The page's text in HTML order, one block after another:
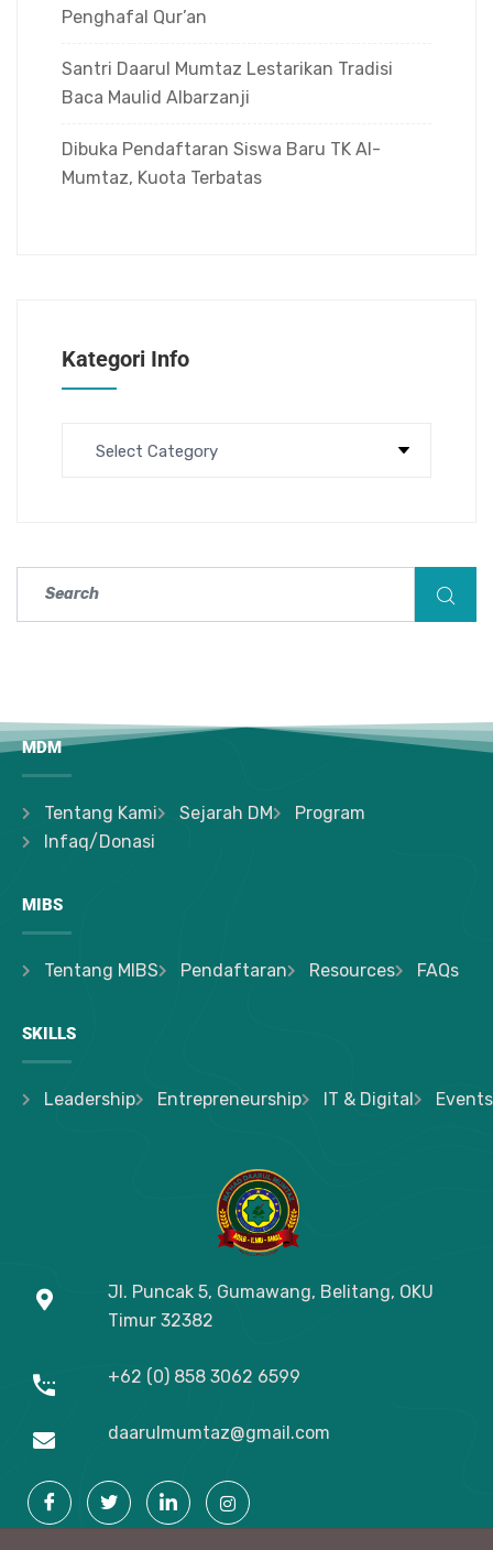
Penghafal Qur’an
Santri Daarul Mumtaz Lestarikan Tradisi
Baca Maulid Albarzanji
Dibuka Pendaftaran Siswa Baru TK Al-
Mumtaz, Kuota Terbatas
Kategori Info
MDM
Tentang Kami Sejarah DM
Program
Infaq/Donasi
MIBS
Tentang MIBS Pendaftaran Resources FAQs
SKILLS
Leadership Entrepreneurship IT & Digital Events
Jl. Puncak 5, Gumawang, Belitang, OKU
Timur 32382
+62 (0) 858 3062 6599
daarulmumtaz@gmail.com